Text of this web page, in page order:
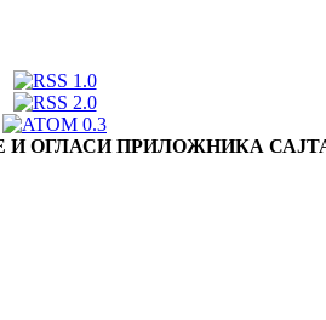
И ОГЛАСИ ПРИЛОЖНИКА